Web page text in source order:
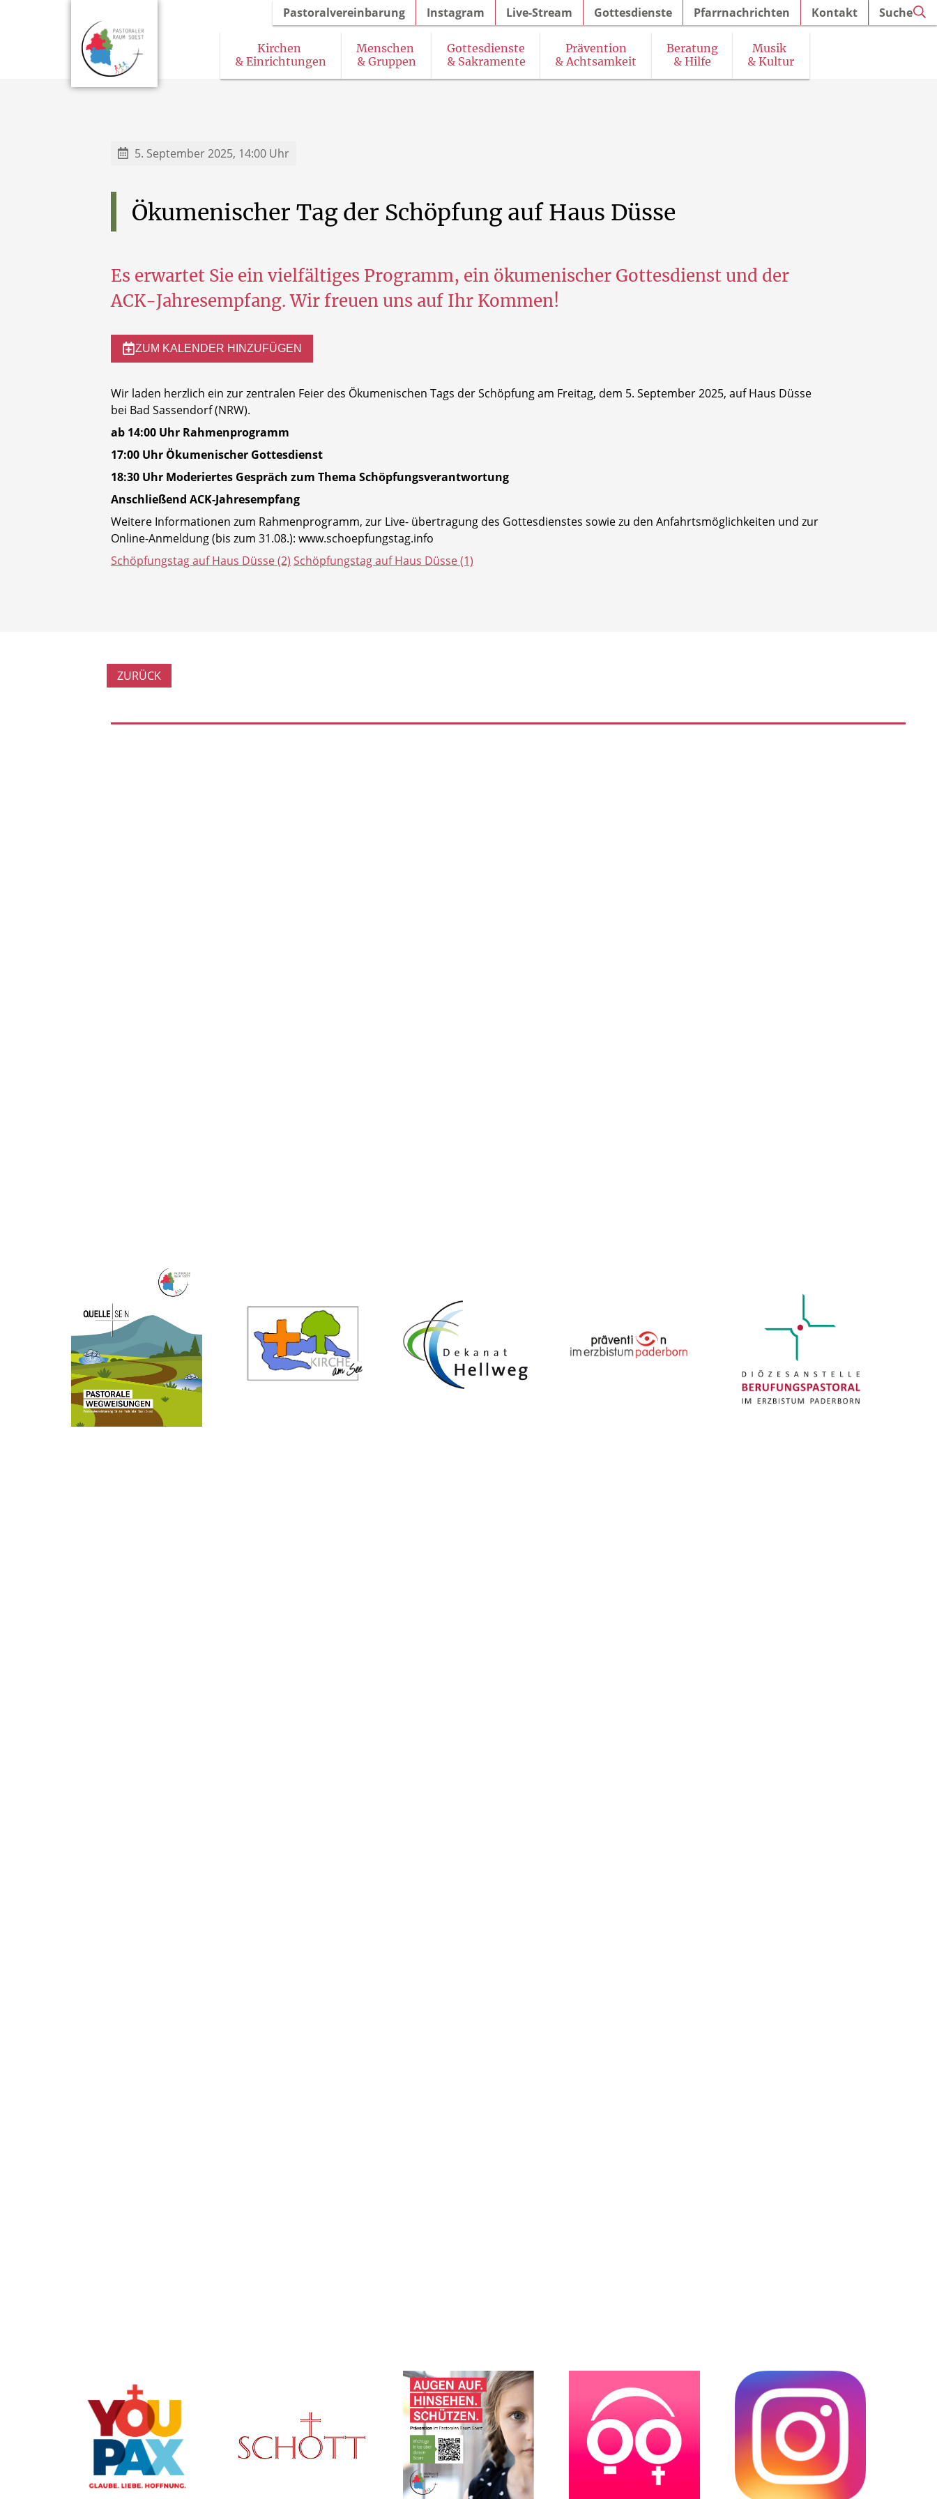
Kirchen
& Einrichtungen
Menschen
& Gruppen
Gottesdienste
& Sakramente
Prävention
& Achtsamkeit
Beratung
& Hilfe
Musik
& Kultur
Pastoralvereinbarung Instagram Live-Stream Gottesdienste Pfarrnachrichten Kontakt Suche
5. September 2025, 14:00 Uhr
Ökumenischer Tag der Schöpfung auf Haus Düsse
Es erwartet Sie ein vielfältiges Programm, ein ökumenischer Gottesdienst und der
ACK-Jahresempfang. Wir freuen uns auf Ihr Kommen!
ZUM KALENDER HINZUFÜGEN
Wir laden herzlich ein zur zentralen Feier des Ökumenischen Tags der Schöpfung am Freitag, dem 5. September 2025, auf Haus Düsse
bei Bad Sassendorf (NRW).
ab 14:00 Uhr Rahmenprogramm
17:00 Uhr Ökumenischer Gottesdienst
18:30 Uhr Moderiertes Gespräch zum Thema Schöpfungsverantwortung
Anschließend ACK-Jahresempfang
Weitere Informationen zum Rahmenprogramm, zur Live- übertragung des Gottesdienstes sowie zu den Anfahrtsmöglichkeiten und zur
Online-Anmeldung (bis zum 31.08.): www.schoepfungstag.info
Schöpfungstag auf Haus Düsse (2) Schöpfungstag auf Haus Düsse (1)
ZURÜCK